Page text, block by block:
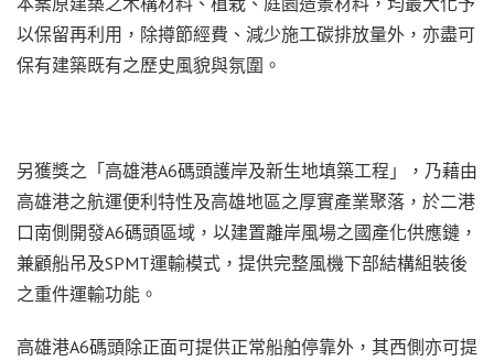
以保留再利用，除撙節經費、減少施工碳排放量外，亦盡可
保有建築既有之歷史風貌與氛圍。
另獲獎之「高雄港A6碼頭護岸及新生地填築工程」，乃藉由
高雄港之航運便利特性及高雄地區之厚實產業聚落，於二港
口南側開發A6碼頭區域，以建置離岸風場之國產化供應鏈，
兼顧船吊及SPMT運輸模式，提供完整風機下部結構組裝後
之重件運輸功能。
高雄港A6碼頭除正面可提供正常船舶停靠外，其西側亦可提